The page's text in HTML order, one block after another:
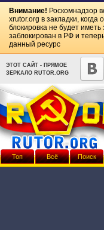
Внимание! Роскомнадзор
xrutor.org в закладки, когда
блокировка не будет
заблокирован в РФ и
данный ресурс
ЭТОТ САЙТ - ПРЯМОЕ
ЗЕРКАЛО RUTOR.ORG